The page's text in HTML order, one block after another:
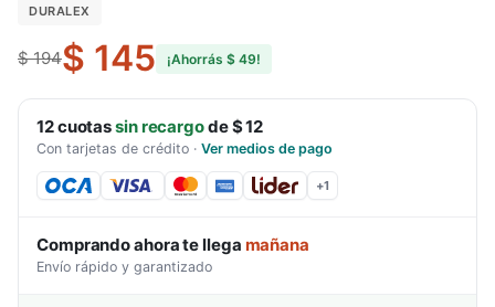
DURALEX
$ 194$ 145 ¡Ahorrás $ 49!
12cuotassin recargode$ 12
Con tarjetas de crédito · Ver medios de pago
+1
Comprando ahora te llega mañana
Envío rápido y garantizado